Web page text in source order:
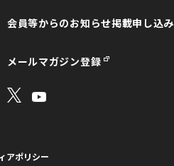
会員等からのお知らせ掲載申し込み
メールマガジン登録
アポリシー